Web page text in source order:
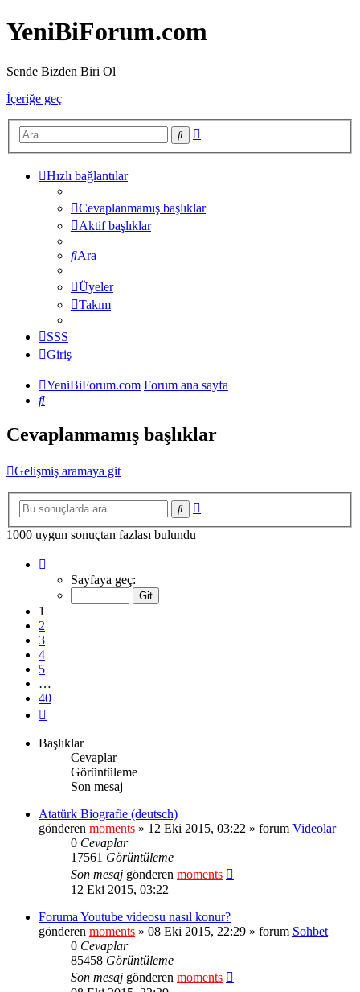
YeniBiForum.com
Sende Bizden Biri Ol
İçeriğe geç
Ara
Hızlı bağlantılar
Cevaplanmamış başlıklar
Aktif başlıklar
Ara
Üyeler
Takım
SSS
Giriş
YeniBiForum.com Forum ana sayfa
Ara
Cevaplanmamış başlıklar
Gelişmiş aramaya git
Ara
1000 uygun sonuçtan fazlası bulundu
sayfa
(Toplam
Sayfaya geç:
1
2
3
4
5
…
40
Başlıklar
Cevaplar
Görüntüleme
Son mesaj
Atatürk Biografie (deutsch)
gönderen moments » 12 Eki 2015, 03:22 » forum Videolar
0 Cevaplar
17561 Görüntüleme
Son mesaj gönderen moments
12 Eki 2015, 03:22
Foruma Youtube videosu nasıl konur?
gönderen moments » 08 Eki 2015, 22:29 » forum Sohbet
0 Cevaplar
85458 Görüntüleme
Son mesaj gönderen moments